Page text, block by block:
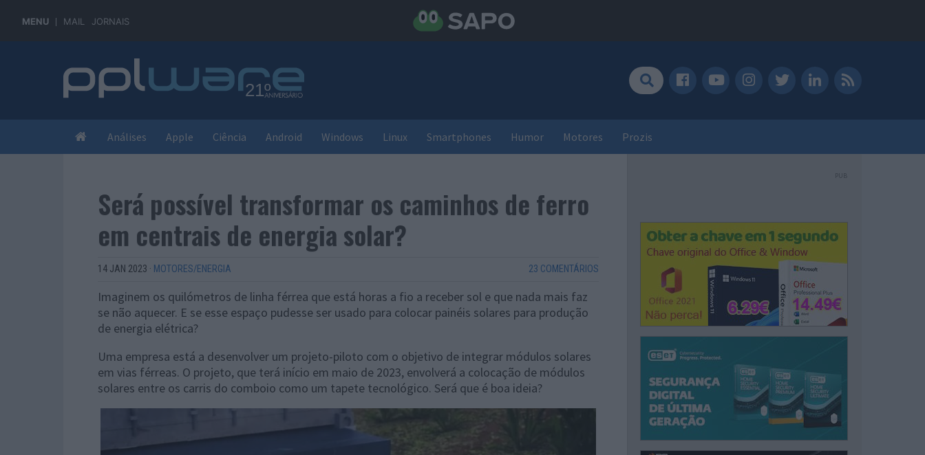
MENU MAIL JORNAIS
Análises Apple Ciência Android Windows Linux Smartphones Humor Motores Prozis
Será possível transformar os caminhos de ferro
em centrais de energia solar?
14 JAN 2023 · MOTORES/ENERGIA 23 COMENTÁRIOS
Imaginem os quilómetros de linha férrea que está horas a fio a receber sol e que nada mais faz
se não aquecer. E se esse espaço pudesse ser usado para colocar painéis solares para produção
de energia elétrica?
Uma empresa está a desenvolver um projeto-piloto com o objetivo de integrar módulos solares
em vias férreas. O projeto, que terá início em maio de 2023, envolverá a colocação de módulos
solares entre os carris do comboio como um tapete tecnológico. Será que é boa ideia?
PUB